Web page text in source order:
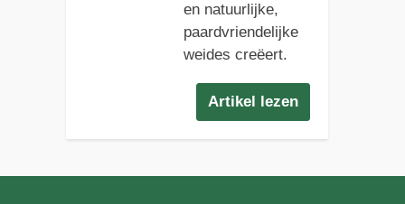
en natuurlijke,
paardvriendelijke
weides creëert.
Artikel lezen